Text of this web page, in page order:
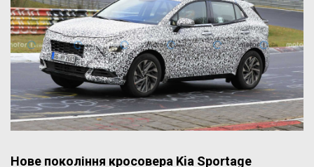
Нове покоління кросовера Kia Sportage